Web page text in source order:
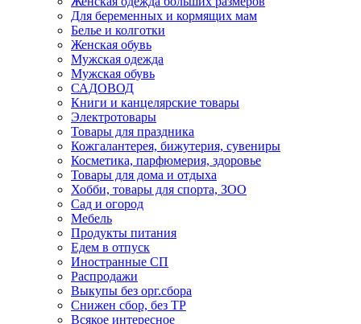
Для беременных и кормящих мам
Белье и колготки
Женская обувь
Мужская одежда
Мужская обувь
САДОВОД
Книги и канцелярские товары
Электротовары
Товары для праздника
Кожгалантерея, бижутерия, сувениры
Косметика, парфюмерия, здоровье
Товары для дома и отдыха
Хобби, товары для спорта, ЗОО
Сад и огород
Мебель
Продукты питания
Едем в отпуск
Иностранные СП
Распродажи
Выкупы без орг.сбора
Снижен сбор, без ТР
Всякое интересное